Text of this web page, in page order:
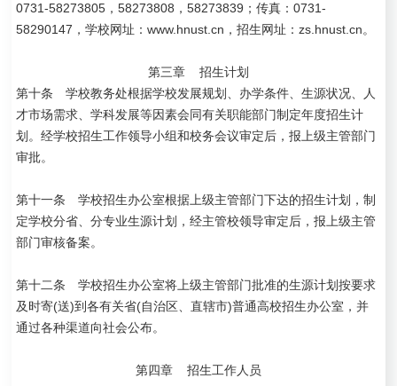
0731-58273805，58273808，58273839；传真：0731-
58290147，学校网址：www.hnust.cn ，招生网址：zs.hnust.cn。
第三章 招生计划
第十条 学校教务处根据学校发展规划、办学条件、生源状况、人
才市场需求、学科发展等因素会同有关职能部门制定年度招生计
划。经学校招生工作领导小组和校务会议审定后，报上级主管部门
审批。
第十一条 学校招生办公室根据上级主管部门下达的招生计划，制
定学校分省、分专业生源计划，经主管校领导审定后，报上级主管
部门审核备案。
第十二条 学校招生办公室将上级主管部门批准的生源计划按要求
及时寄(送)到各有关省(自治区、直辖市)普通高校招生办公室，并
通过各种渠道向社会公布。
第四章 招生工作人员